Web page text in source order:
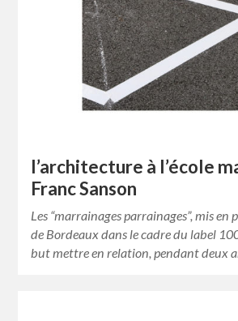
l’architecture à l’école
Franc Sanson
Les “marrainages parrainages”, mis en
de Bordeaux dans le cadre du label
but mettre en relation, pendant deux